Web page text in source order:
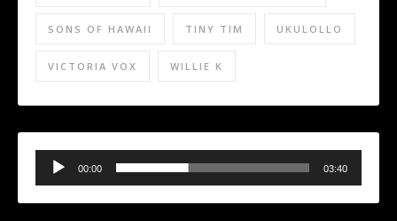
SONS OF HAWAII TINY TIM UKULOLLO
VICTORIA VOX WILLIE K
Audio
Player
00:00 03:40